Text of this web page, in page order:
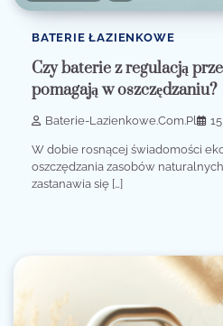
BATERIE ŁAZIENKOWE
Czy baterie z regulacją
pomagają w oszczędzaniu?
Baterie-Lazienkowe.com.pl
W dobie rosnącej świadomości
oszczędzania zasobów
zastanawia się […]